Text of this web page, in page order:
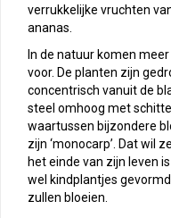
verrukkelijke vruchten
ananas.
In de natuur komen
voor. De planten zijn
concentrisch vanuit de
steel omhoog met
waartussen bijzondere
zijn ‘monocarp’. Dat wil
het einde van zijn leven
wel kindplantjes
zullen bloeien.